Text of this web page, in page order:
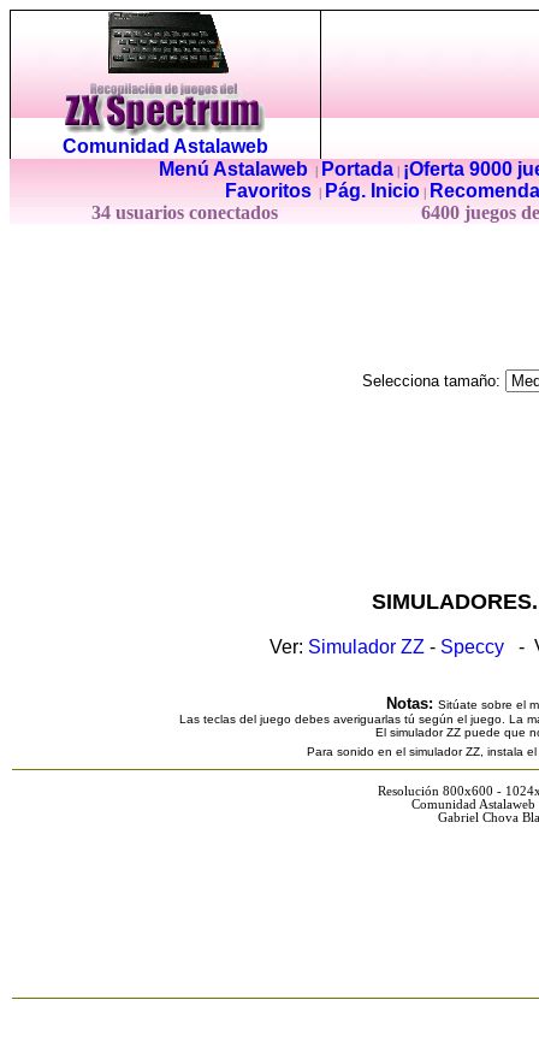
Comunidad Astalaweb
Menú Astalaweb| Portada|
¡Oferta 9000
Favoritos
Pág. Inicio
34 usuarios conectados
6400 juegos
Selecciona tamaño:
Ver: Simulador ZZ - Speccy -
Notas: Sitúate sobre el
Las teclas del juego debes averiguarlas tú según el juego. La
El simulador ZZ puede que
Para sonido en el simulador ZZ, instala
Resolución 800x600 -
Comunidad
Gabriel Chova